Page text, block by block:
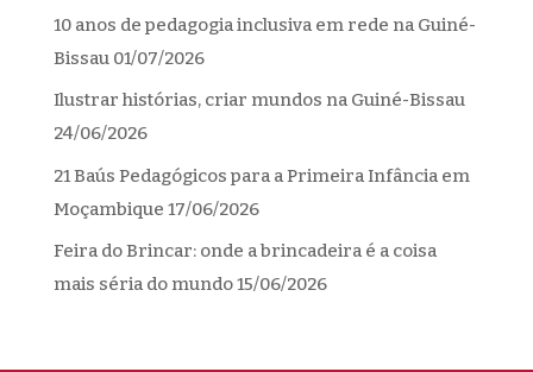
10 anos de pedagogia inclusiva em rede na Guiné-
Bissau 01/07/2026
Ilustrar histórias, criar mundos na Guiné-Bissau
24/06/2026
21 Baús Pedagógicos para a Primeira Infância em
Moçambique 17/06/2026
Feira do Brincar: onde a brincadeira é a coisa
mais séria do mundo15/06/2026